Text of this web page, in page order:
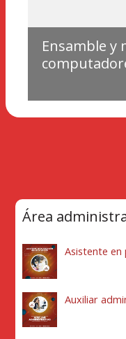
Ensamble y
Área
Asistente en
Auxiliar